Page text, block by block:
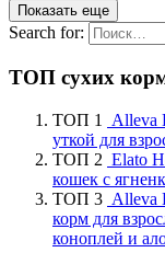
Показать еще
Search for:
ТОП сухих
ТОП 1
Alleva
уткой для
ТОП 2 Elato
кошек с
ТОП 3 Alleva
корм для
коноплей и